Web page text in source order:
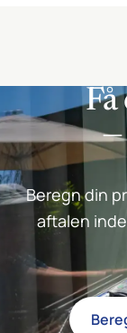
Få
—
Beregn din
aftalen